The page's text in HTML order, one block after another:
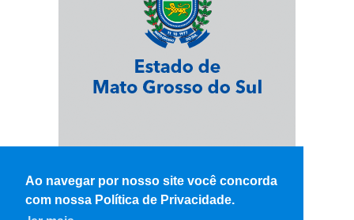
Ao navegar por nosso site você concorda
com nossa Política de Privacidade.